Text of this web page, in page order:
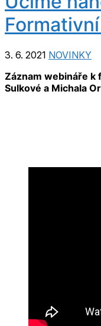
3. 6. 2021 NOVINKY
Záznam webináře k
Sulkové a Michala